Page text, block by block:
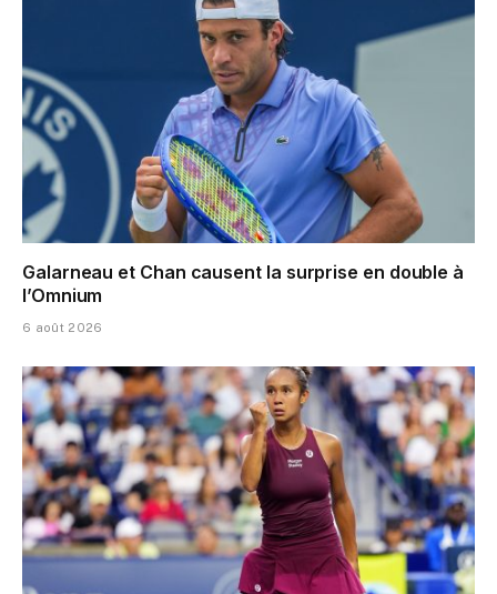
Galarneau et Chan causent la surprise en double à
l’Omnium
6 août 2026